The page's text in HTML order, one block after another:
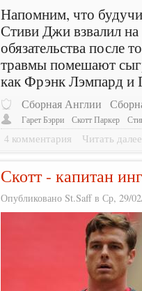
Напомним, что
Стиви Джи взвалил
обязательства после
травмы помешают
как Фрэнк Лэмпард и
Сборная Англии
Гарет Бэрри Скотт Паркер
4 комментария Читать далее
Скотт - капитан
Опубликовано St.Saff в Ср, 29/